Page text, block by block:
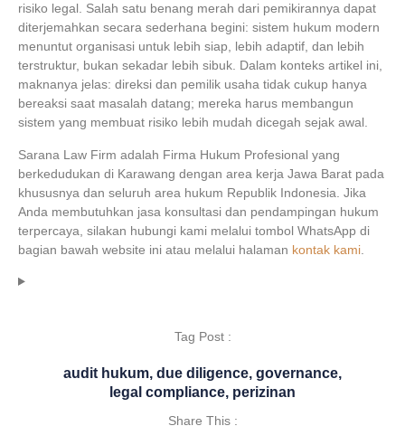
risiko legal. Salah satu benang merah dari pemikirannya dapat
diterjemahkan secara sederhana begini: sistem hukum modern
menuntut organisasi untuk lebih siap, lebih adaptif, dan lebih
terstruktur, bukan sekadar lebih sibuk. Dalam konteks artikel ini,
maknanya jelas: direksi dan pemilik usaha tidak cukup hanya
bereaksi saat masalah datang; mereka harus membangun
sistem yang membuat risiko lebih mudah dicegah sejak awal.
Sarana Law Firm adalah Firma Hukum Profesional yang
berkedudukan di Karawang dengan area kerja Jawa Barat pada
khususnya dan seluruh area hukum Republik Indonesia . Jika
Anda membutuhkan jasa konsultasi dan pendampingan hukum
terpercaya, silakan hubungi kami melalui tombol WhatsApp di
bagian bawah website ini atau melalui halaman kontak kami
Tag Post :
audit hukum, due diligence, governance,
legal compliance, perizinan
Share This :